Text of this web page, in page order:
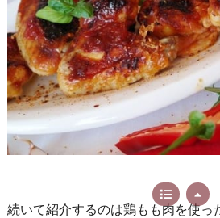
続いて紹介するのは鶏もも肉を使っ